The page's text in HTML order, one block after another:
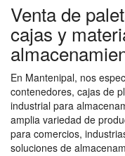
Venta de
cajas y
En Mantenipal, nos
contenedores, cajas de
industrial para
amplia variedad de
para comercios,
soluciones de